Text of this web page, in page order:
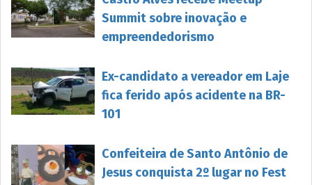
Summit sobre inovação e
empreendedorismo
Ex-candidato a vereador em Laje
fica ferido após acidente na BR-
101
Confeiteira de Santo Antônio de
Jesus conquista 2º lugar no Fest